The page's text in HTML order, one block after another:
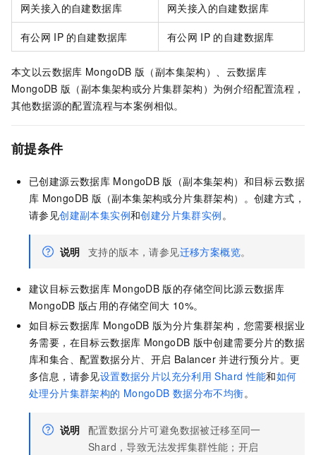
网关接入的自建数据库
网关接入的自建数据库
有公网 IP 的自建数据库 有公网 IP 的自建数据库
本文以云数据库 MongoDB 版 （副本集架构）、 云数据库
MongoDB 版 （副本集架构或分片集群架构）为例介绍配置流程，
其他数据源的配置流程与本案例相似。
前提条件
已创建源云数据库 MongoDB 版 （副本集架构）和目标云数据
库 MongoDB 版 （副本集架构或分片集群架构）。创建方式，
请参见创建副本集实例和创建分片集群实例。
说明 支持的版本，请参见迁移方案概览。
建议目标云数据库 MongoDB 版的存储空间比源云数据库
MongoDB 版占用的存储空间大 10%。
如目标云数据库 MongoDB 版为分片集群架构，您需要根据业
务需要，在目标云数据库 MongoDB 版中创建需要分片的数据
库和集合、配置数据分片、开启 Balancer 并进行预分片。更
多信息，请参见设置数据分片以充分利用 Shard 性能和如何
处理分片集群架构的 MongoDB 数据分布不均衡。
说明 配置数据分片可避免数据被迁移至同一
Shard，导致无法发挥集群性能；开启